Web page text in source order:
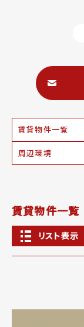
賃貸物件一覧
周辺環境
賃貸物件一覧
リスト表示